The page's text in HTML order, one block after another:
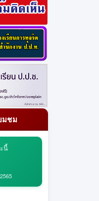
มชม
นี้